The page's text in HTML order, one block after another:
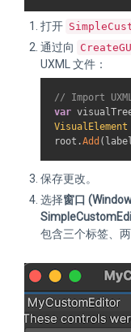
打开
通过向
UXML 文件：
// Import
var
VisualElement
root .Add (
保存更改。
选择窗口
包含三个标签、